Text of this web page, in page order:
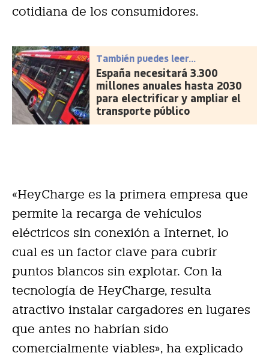
cotidiana de los consumidores.
También puedes leer...
España necesitará 3.300
millones anuales hasta 2030
para electrificar y ampliar el
transporte público
«HeyCharge es la primera empresa que
permite la recarga de vehículos
eléctricos sin conexión a Internet, lo
cual es un factor clave para cubrir
puntos blancos sin explotar. Con la
tecnología de HeyCharge, resulta
atractivo instalar cargadores en lugares
que antes no habrían sido
comercialmente viables», ha explicado